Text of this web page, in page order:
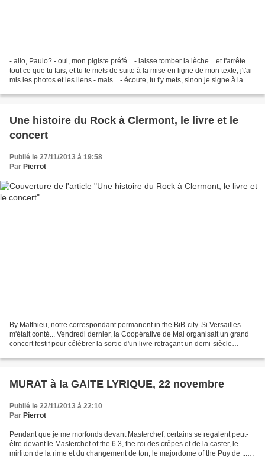
- allo, Paulo? - oui, mon pigiste préfé... - laisse tomber la lèche... et t'arrête
tout ce que tu fais, et tu te mets de suite à la mise en ligne de mon texte, j't'ai
mis les photos et les liens - mais... - écoute, tu t'y mets, sinon je signe à la
Une histoire du Rock à Clermont, le livre et le
concert
Publié le 27/11/2013 à 19:58
Par Pierrot
By Matthieu, notre correspondant permanent in the BiB-city. Si Versailles
m'était conté... Vendredi dernier, la Coopérative de Mai organisait un grand
concert festif pour célébrer la sortie d'un livre retraçant un demi-siècle
MURAT à la GAITE LYRIQUE, 22 novembre
Publié le 22/11/2013 à 22:10
Par Pierrot
Pendant que je me morfonds devant Masterchef, certains se regalent peut-
être devant le Masterchef of the 6.3, the roi des crêpes et de la caster, le
mirliton de la rime et du changement de ton, le majordome of the Puy de ...,